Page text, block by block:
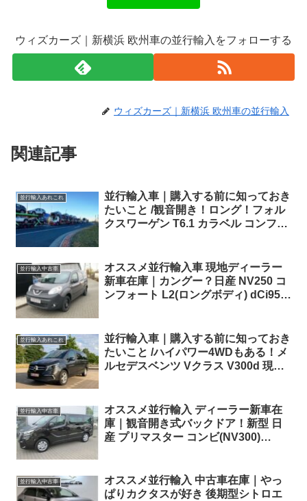
ウィズカーズ｜新横浜 欧州車の並行輸入をフォローする
ウィズカーズ｜新横浜 欧州車の並行輸入
関連記事
並行輸入あれこれ
並行輸入車｜購入する前に知っておき
たいこと /観音開き！ロング！フォル
クスワーゲン T6.1 カラベル コンフォ
並行輸入中古車
オススメ並行輸入車 現地ディーラー
新車在庫｜カングー？日産 NV250 コ
ンフォート L2(ロングボディ) dCi95
並行輸入あれこれ
並行輸入車｜購入する前に知っておき
たいこと /ハイパワー4WDもある！メ
ルセデスベンツ Vクラス V300d 現地
並行輸入中古車
オススメ並行輸入 ディーラー新車在
庫｜観音開き式バックドア！新型 日
産 プリマスター コンビ(NV300)
並行輸入中古車
オススメ並行輸入 中古車在庫｜やっ
ぱりカクタスが好き 後期型シトロエ